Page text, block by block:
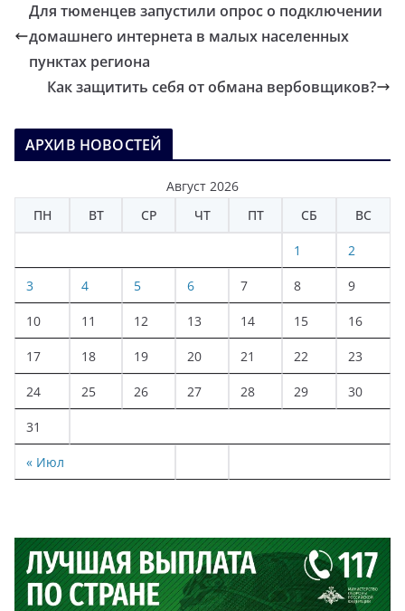
Для тюменцев запустили опрос о подключении
домашнего интернета в малых населенных
пунктах региона
Как защитить себя от обмана вербовщиков?
АРХИВ НОВОСТЕЙ
Август 2026
ПН
ВТ СР ЧТ ПТ СБ ВС
« Июл
1 2
3 4 5 6 7 8 9
10 11 12 13 14 15 16
17 18 19 20 21 22 23
24 25 26 27 28 29 30
31